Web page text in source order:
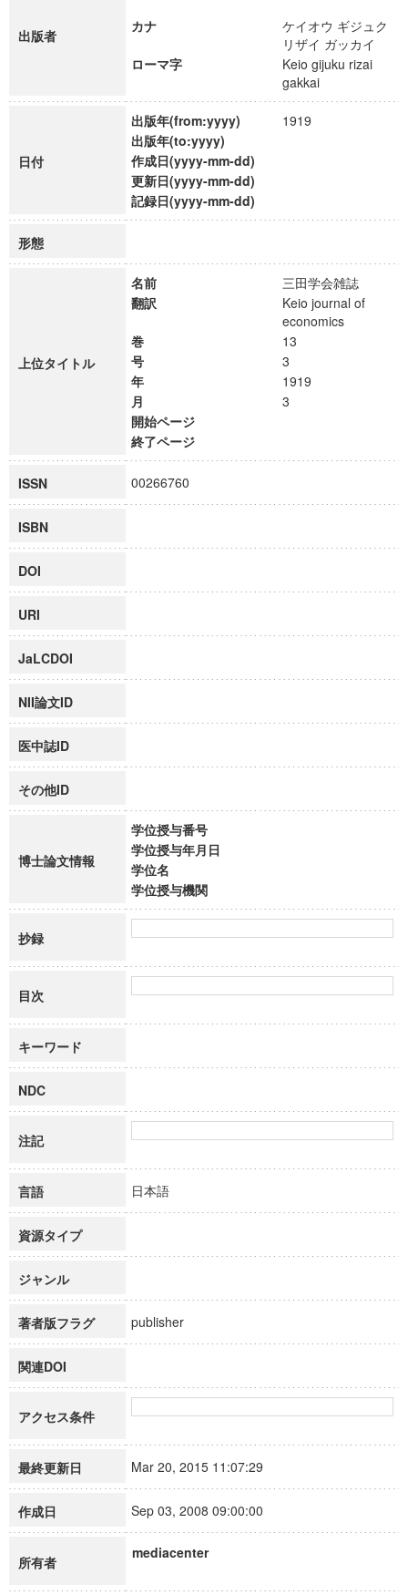
出版者
カナ
ケイオウ ギジュク
リザイ ガッカイ
ローマ字
Keio gijuku rizai
gakkai
日付
出版年(from:yyyy)
1919
出版年(to:yyyy)
作成日(yyyy-mm-dd)
更新日(yyyy-mm-dd)
記録日(yyyy-mm-dd)
形態
上位タイトル
名前
三田学会雑誌
翻訳
Keio journal of
economics
巻
13
号
3
年
1919
月
3
開始ページ
終了ページ
ISSN 00266760
ISBN
DOI
URI
JaLCDOI
NII論文ID
医中誌ID
その他ID
博士論文情報
学位授与番号
学位授与年月日
学位名
学位授与機関
抄録
目次
キーワード
NDC
注記
言語 日本語
資源タイプ
ジャンル
著者版フラグ publisher
関連DOI
アクセス条件
最終更新日 Mar 20, 2015 11:07:29
作成日 Sep 03, 2008 09:00:00
所有者
mediacenter